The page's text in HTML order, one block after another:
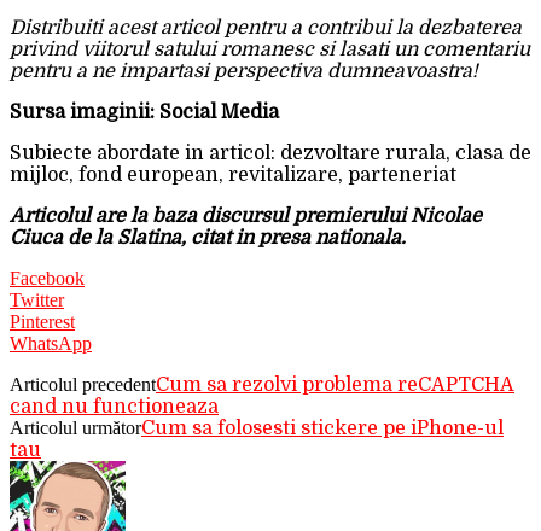
Distribuiti acest articol pentru a contribui la dezbaterea
privind viitorul satului romanesc si lasati un comentariu
pentru a ne impartasi perspectiva dumneavoastra!
Sursa imaginii: Social Media
Subiecte abordate in articol: dezvoltare rurala, clasa de
mijloc, fond european, revitalizare, parteneriat
Articolul are la baza discursul premierului Nicolae
Ciuca de la Slatina, citat in presa nationala.
Facebook
Twitter
Pinterest
WhatsApp
Articolul precedentCum sa rezolvi problema reCAPTCHA
cand nu functioneaza
Articolul următorCum sa folosesti stickere pe iPhone-ul
tau